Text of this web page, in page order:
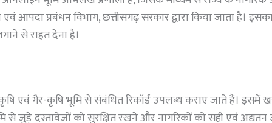
प्रबंधन विभाग, छत्तीसगढ़ सरकार द्वारा किया जाता है। इसका
से राहत देना है।
एवं गैर-कृषि भूमि से संबंधित रिकॉर्ड उपलब्ध कराए जाते हैं। इसमें
से जुड़े दस्तावेजों को सुरक्षित रखने और नागरिकों को सही एवं